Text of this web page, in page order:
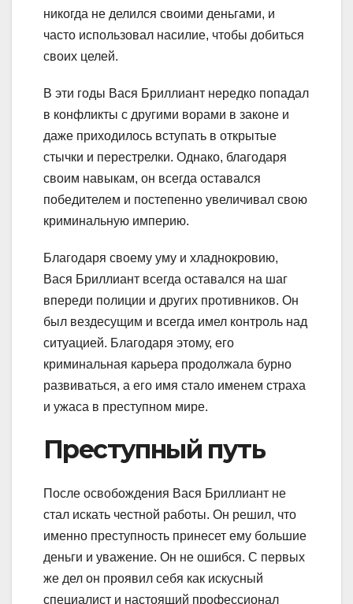
никогда не делился своими деньгами, и
часто использовал насилие, чтобы добиться
своих целей.
В эти годы Вася Бриллиант нередко попадал
в конфликты с другими ворами в законе и
даже приходилось вступать в открытые
стычки и перестрелки. Однако, благодаря
своим навыкам, он всегда оставался
победителем и постепенно увеличивал свою
криминальную империю.
Благодаря своему уму и хладнокровию,
Вася Бриллиант всегда оставался на шаг
впереди полиции и других противников. Он
был вездесущим и всегда имел контроль над
ситуацией. Благодаря этому, его
криминальная карьера продолжала бурно
развиваться, а его имя стало именем страха
и ужаса в преступном мире.
Преступный путь
После освобождения Вася Бриллиант не
стал искать честной работы. Он решил, что
именно преступность принесет ему большие
деньги и уважение. Он не ошибся. С первых
же дел он проявил себя как искусный
специалист и настоящий профессионал